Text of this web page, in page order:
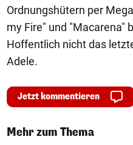
Ordnungshütern per
my Fire" und "Macarena"
Hoffentlich nicht das
Adele.
Jetzt kommentieren
Mehr zum Thema